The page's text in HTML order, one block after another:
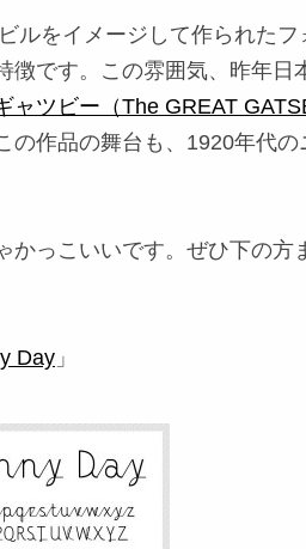
ルをイメージして作られたフ
徴です。この雰囲気、昨年日
ャツビー（The GREAT
の作品の舞台も、1920年代の
かっこいいです。ぜひ下の方
Day 」